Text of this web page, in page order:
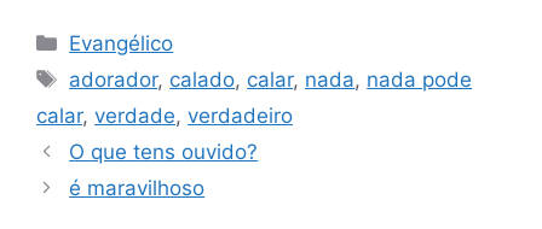
Categorias
Evangélico
Tags
adorador, calado, calar, nada, nada pode
calar, verdade, verdadeiro
O que tens ouvido?
é maravilhoso